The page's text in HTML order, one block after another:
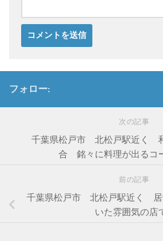
フォロー:
次の記事
千葉県松戸市 北松戸駅近く
合 銘々に料理が出るコ
前の記事
千葉県松戸市 北松戸駅近く
いた雰囲気の店